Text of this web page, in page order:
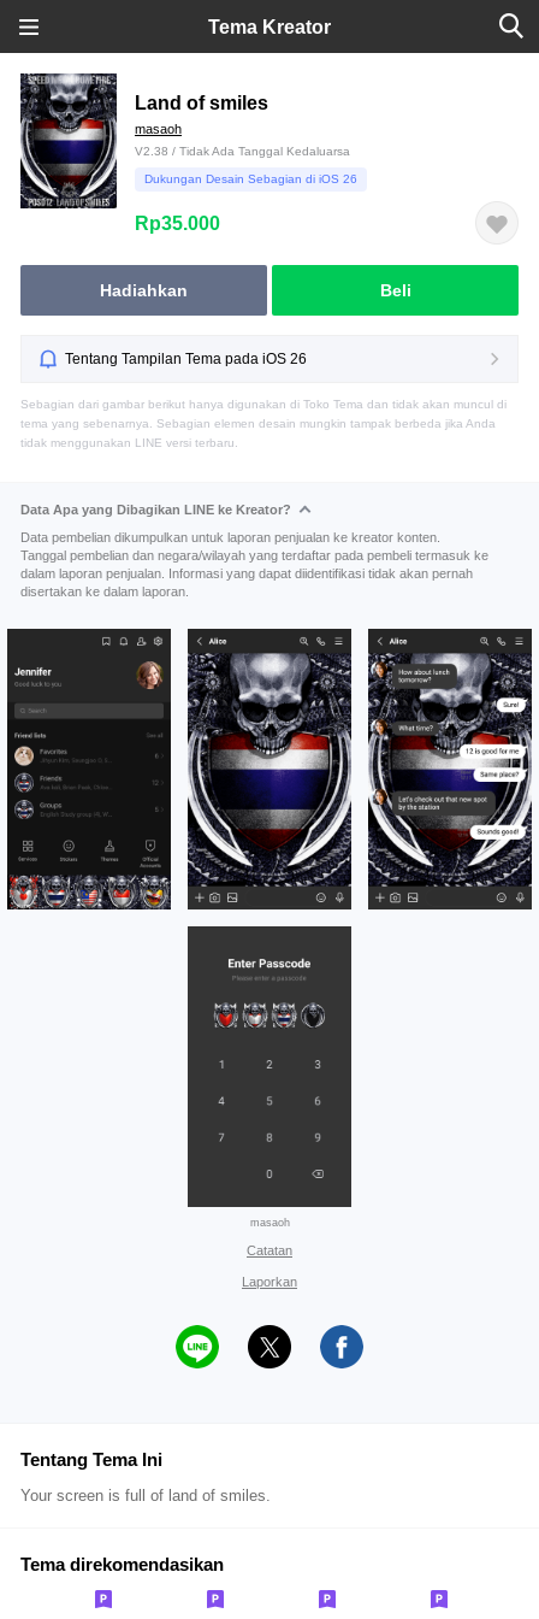
Tema Kreator
Land of smiles
masaoh
V2.38 / Tidak Ada Tanggal Kedaluarsa
Dukungan Desain Sebagian di iOS 26
Rp35.000
Hadiahkan Beli
Tentang Tampilan Tema pada iOS 26
Sebagian dari gambar berikut hanya digunakan di Toko Tema dan tidak akan muncul di
tema yang sebenarnya. Sebagian elemen desain mungkin tampak berbeda jika Anda
tidak menggunakan LINE versi terbaru.
Data Apa yang Dibagikan LINE ke Kreator?
Data pembelian dikumpulkan untuk laporan penjualan ke kreator konten.
Tanggal pembelian dan negara/wilayah yang terdaftar pada pembeli termasuk ke
dalam laporan penjualan. Informasi yang dapat diidentifikasi tidak akan pernah
disertakan ke dalam laporan.
masaoh
Catatan
Laporkan
Tentang Tema Ini
Your screen is full of land of smiles.
Tema direkomendasikan